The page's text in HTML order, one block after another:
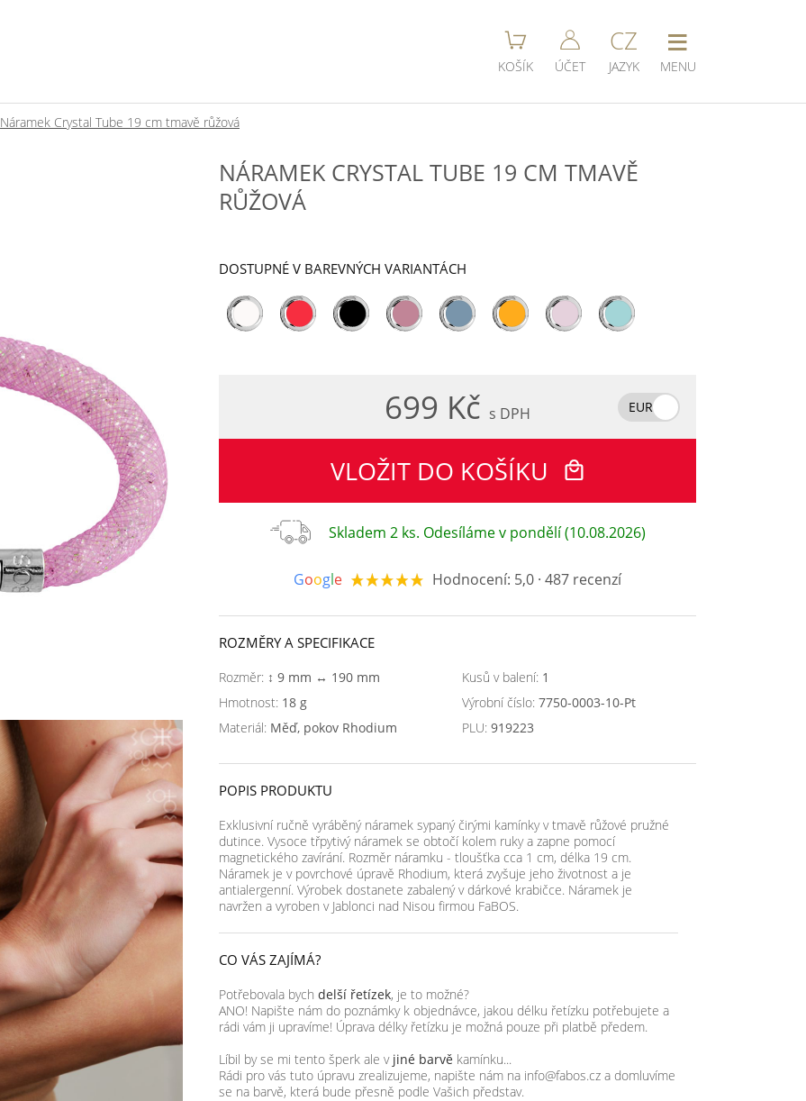
KOŠÍK ÚČET
CZ
JAZYK
≡
MENU
Náramek Crystal Tube 19 cm tmavě růžová
NÁRAMEK CRYSTAL TUBE 19 CM TMAVĚ
RŮŽOVÁ
DOSTUPNÉ V BAREVNÝCH VARIANTÁCH
699 Kč s DPH EUR
VLOŽIT DO KOŠÍKU
Skladem 2 ks. Odesíláme v pondělí (10.08.2026)
Google Hodnocení: 5,0 · 487 recenzí
ROZMĚRY A SPECIFIKACE
Rozměr: ↕ 9 mm ↔ 190 mm
Hmotnost: 18 g
Materiál: Měď, pokov Rhodium
Kusů v balení: 1
Výrobní číslo: 7750-0003-10-Pt
PLU: 919223
POPIS PRODUKTU
Exklusivní ručně vyráběný náramek sypaný čirými kamínky v tmavě růžové pružné
dutince. Vysoce třpytivý náramek se obtočí kolem ruky a zapne pomocí
magnetického zavírání. Rozměr náramku - tloušťka cca 1 cm, délka 19 cm.
Náramek je v povrchové úpravě Rhodium, která zvyšuje jeho životnost a je
antialergenní. Výrobek dostanete zabalený v dárkové krabičce. Náramek je
navržen a vyroben v Jablonci nad Nisou firmou FaBOS.
CO VÁS ZAJÍMÁ?
Potřebovala bych delší řetízek, je to možné?
ANO! Napište nám do poznámky k objednávce, jakou délku řetízku potřebujete a
rádi vám ji upravíme! Úprava délky řetízku je možná pouze při platbě předem.
Líbil by se mi tento šperk ale v jiné barvě kamínku...
Rádi pro vás tuto úpravu zrealizujeme, napište nám na info@fabos.cz a domluvíme
se na barvě, která bude přesně podle Vašich představ.